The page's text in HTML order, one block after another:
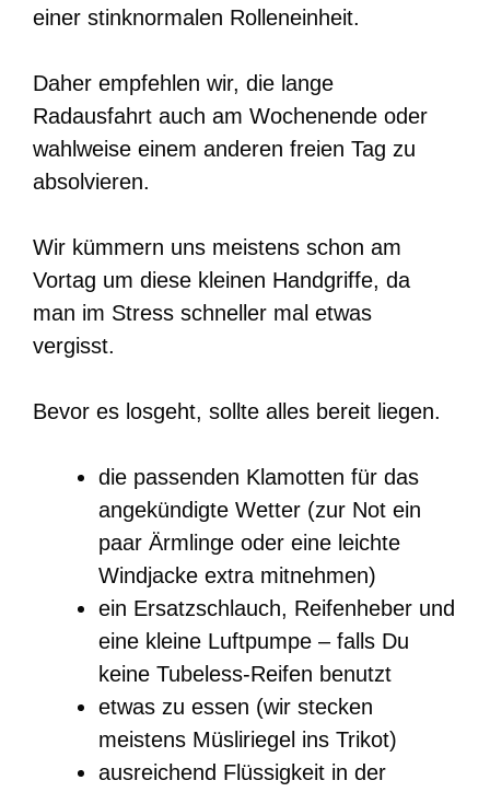
einer stinknormalen Rolleneinheit.
Daher empfehlen wir, die lange
Radausfahrt auch am Wochenende oder
wahlweise einem anderen freien Tag zu
absolvieren.
Wir kümmern uns meistens schon am
Vortag um diese kleinen Handgriffe, da
man im Stress schneller mal etwas
vergisst.
Bevor es losgeht, sollte alles bereit liegen.
die passenden Klamotten für das
angekündigte Wetter (zur Not ein
paar Ärmlinge oder eine leichte
Windjacke extra mitnehmen)
ein Ersatzschlauch, Reifenheber und
eine kleine Luftpumpe – falls Du
keine Tubeless-Reifen benutzt
etwas zu essen (wir stecken
meistens Müsliriegel ins Trikot)
ausreichend Flüssigkeit in der